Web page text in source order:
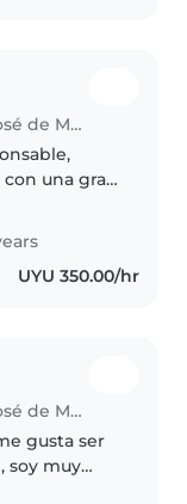
Babysitter in San José de Mayo
una gran
UYU 350.00/hr
Babysitter in San José de Mayo
gusta ser
soy muy